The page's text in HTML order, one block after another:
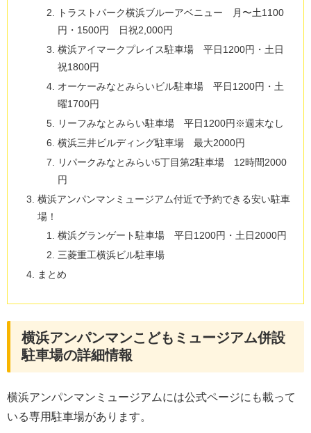
トラストパーク横浜ブルーアベニュー 月〜土1100
円・1500円 日祝2,000円
横浜アイマークプレイス駐車場 平日1200円・土日
祝1800円
オーケーみなとみらいビル駐車場 平日1200円・土
曜1700円
リーフみなとみらい駐車場 平日1200円※週末なし
横浜三井ビルディング駐車場 最大2000円
リパークみなとみらい5丁目第2駐車場 12時間2000
円
横浜アンパンマンミュージアム付近で予約できる安い駐車
場！
横浜グランゲート駐車場 平日1200円・土日2000円
三菱重工横浜ビル駐車場
まとめ
横浜アンパンマンこどもミュージアム併設
駐車場の詳細情報
横浜アンパンマンミュージアムには公式ページにも載って
いる専用駐車場があります。